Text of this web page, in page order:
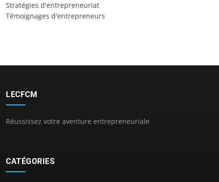
Stratégies d'entrepreneuriat
Témoignages d'entrepreneurs
LECFCM
Réussissez votre aventure entrepreneuriale
CATÉGORIES